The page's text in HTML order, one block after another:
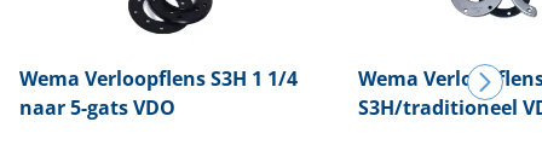
Wema Verloopflens S3H 1 1/4
naar 5-gats VDO
Wema
S3H/traditioneel